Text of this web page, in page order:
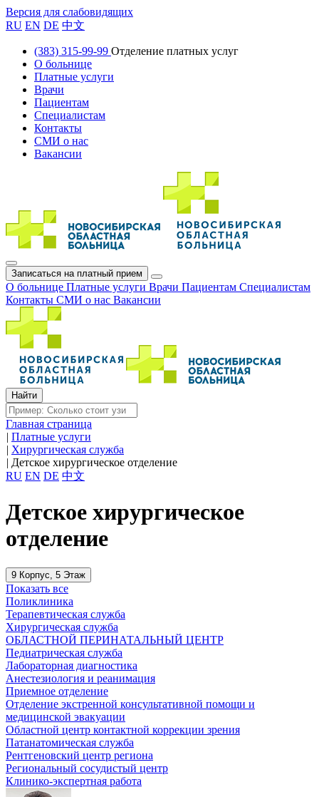
Версия для слабовидящих
RU EN DE 中文
(383) 315-99-99 Отделение платных услуг
О больнице
Платные услуги
Врачи
Пациентам
Специалистам
Контакты
СМИ о нас
Вакансии
Записаться на платный прием
О больнице Платные услуги Врачи Пациентам Специалистам
Контакты СМИ о нас Вакансии
Главная страница
| Платные услуги
| Хирургическая служба
| Детское хирургическое отделение
RU EN DE 中文
Детское хирургическое
отделение
9 Корпус, 5 Этаж
Показать все
Поликлиника
Терапевтическая служба
Хирургическая служба
ОБЛАСТНОЙ ПЕРИНАТАЛЬНЫЙ ЦЕНТР
Педиатрическая служба
Лабораторная диагностика
Анестезиология и реанимация
Приемное отделение
Отделение экстренной консультативной помощи и
медицинской эвакуации
Областной центр контактной коррекции зрения
Патанатомическая служба
Рентгеновский центр региона
Региональный сосудистый центр
Клинико-экспертная работа